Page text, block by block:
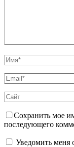
Сохранить мое
последующего
Уведомить меня